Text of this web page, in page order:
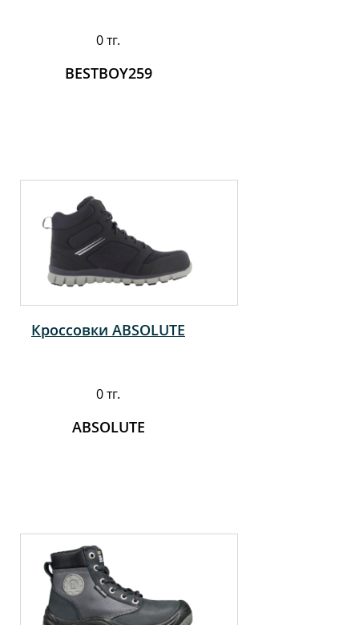
0 тг.
BESTBOY259
Кроссовки ABSOLUTE
0 тг.
ABSOLUTE